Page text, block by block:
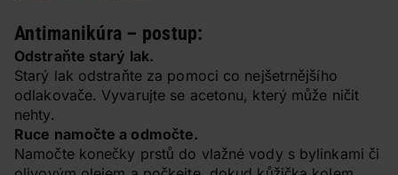
Antimanikúra – postup:
Odstraňte starý lak.
Starý lak odstraňte za pomoci co nejšetrnějšího
odlakovače. Vyvarujte se acetonu, který může ničit
nehty.
Ruce namočte a odmočte.
Namočte konečky prstů do vlažné vody s bylinkami či